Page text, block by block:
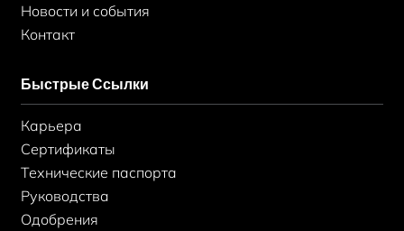
Новости и события
Контакт
Быстрые Ссылки
Карьера
Сертификаты
Технические паспорта
Руководства
Одобрения